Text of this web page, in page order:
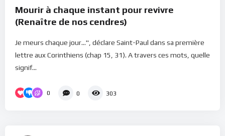
Mourir à chaque instant pour revivre
(Renaître de nos cendres)
Je meurs chaque jour...", déclare Saint-Paul dans sa première
lettre aux Corinthiens (chap 15, 31). A travers ces mots, quelle
signif...
0 0 303